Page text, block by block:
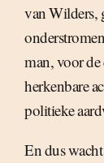
van Wilders,
man, voor
herkenbare
politieke
En dus